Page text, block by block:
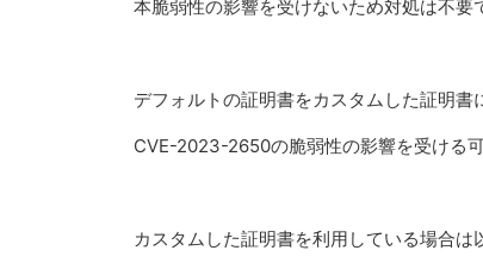
本脆弱性の影響を受けないため対処は不要
デフォルトの証明書をカスタムした証明書
CVE-2023-2650の脆弱性の影響を受ける可
カスタムした証明書を利用している場合は